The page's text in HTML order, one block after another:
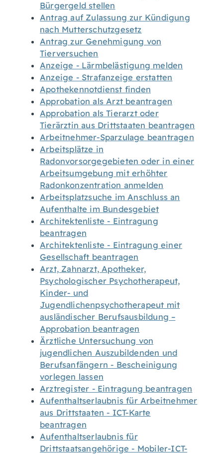
Bürgergeld stellen
Antrag auf Zulassung zur Kündigung
nach Mutterschutzgesetz
Antrag zur Genehmigung von
Tierversuchen
Anzeige - Lärmbelästigung melden
Anzeige - Strafanzeige erstatten
Apothekennotdienst finden
Approbation als Arzt beantragen
Approbation als Tierarzt oder
Tierärztin aus Drittstaaten beantragen
Arbeitnehmer-Sparzulage beantragen
Arbeitsplätze in
Radonvorsorgegebieten oder in einer
Arbeitsumgebung mit erhöhter
Radonkonzentration anmelden
Arbeitsplatzsuche im Anschluss an
Aufenthalte im Bundesgebiet
Architektenliste - Eintragung
beantragen
Architektenliste - Eintragung einer
Gesellschaft beantragen
Arzt, Zahnarzt, Apotheker,
Psychologischer Psychotherapeut,
Kinder- und
Jugendlichenpsychotherapeut mit
ausländischer Berufsausbildung –
Approbation beantragen
Ärztliche Untersuchung von
jugendlichen Auszubildenden und
Berufsanfängern - Bescheinigung
vorlegen lassen
Arztregister - Eintragung beantragen
Aufenthaltserlaubnis für Arbeitnehmer
aus Drittstaaten - ICT-Karte
beantragen
Aufenthaltserlaubnis für
Drittstaatsangehörige - Mobiler-ICT-